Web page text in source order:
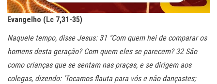
Evangelho (Lc 7,31-35)
Naquele tempo, disse Jesus: 31 “Com quem hei de comparar os
homens desta geração? Com quem eles se parecem? 32 São
como crianças que se sentam nas praças, e se dirigem aos
colegas, dizendo: ‘Tocamos flauta para vós e não dançastes;